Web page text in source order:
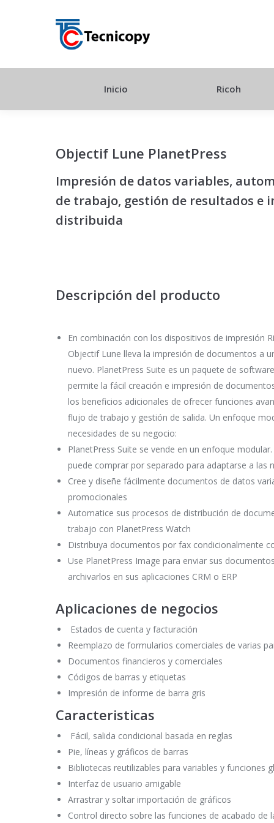
Inicio Ricoh
Objectif Lune PlanetPress
Impresión de datos variables,
de trabajo, gestión de resultados e
distribuida
Descripción del producto
En combinación con los dispositivos de impresión
Objectif Lune lleva la impresión de documentos a
nuevo. PlanetPress Suite es un paquete de
permite la fácil creación e impresión de
los beneficios adicionales de ofrecer funciones
flujo de trabajo y gestión de salida. Un enfoque
necesidades de su negocio:
PlanetPress Suite se vende en un enfoque
puede comprar por separado para adaptarse a las
Cree y diseñe fácilmente documentos de datos
promocionales
Automatice sus procesos de distribución de
trabajo con PlanetPress Watch
Distribuya documentos por fax condicionalmente
Use PlanetPress Image para enviar sus
archivarlos en sus aplicaciones CRM o ERP
Aplicaciones de negocios
Estados de cuenta y facturación
Reemplazo de formularios comerciales de varias
Documentos financieros y comerciales
Códigos de barras y etiquetas
Impresión de informe de barra gris
Caracteristicas
Fácil, salida condicional basada en reglas
Pie, líneas y gráficos de barras
Bibliotecas reutilizables para variables y funciones
Interfaz de usuario amigable
Arrastrar y soltar importación de gráficos
Control directo sobre las funciones de acabado de